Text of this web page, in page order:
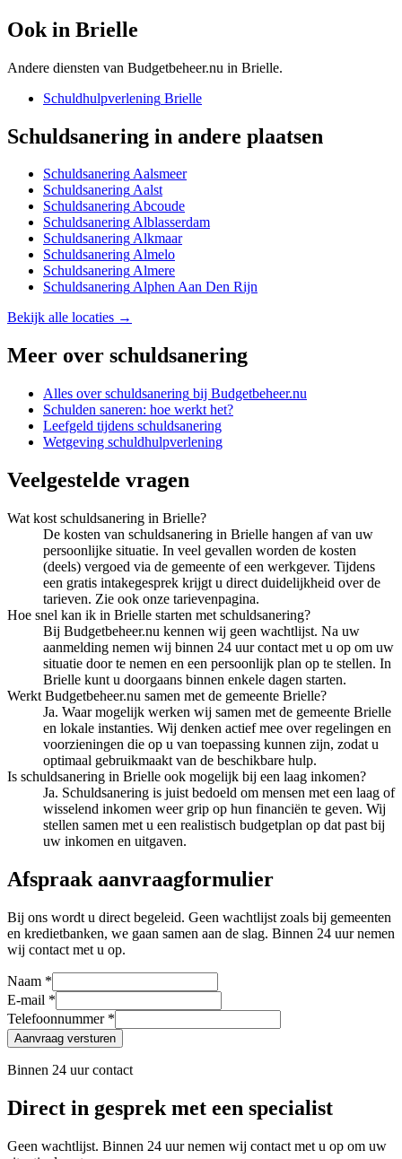
Ook in Brielle
Andere diensten van Budgetbeheer.nu in Brielle.
Schuldhulpverlening Brielle
Schuldsanering in andere plaatsen
SchuldsaneringAalsmeer
SchuldsaneringAalst
SchuldsaneringAbcoude
SchuldsaneringAlblasserdam
SchuldsaneringAlkmaar
SchuldsaneringAlmelo
SchuldsaneringAlmere
SchuldsaneringAlphen Aan Den Rijn
Bekijk alle locaties →
Meer over schuldsanering
Alles overschuldsanering bij Budgetbeheer.nu
Schulden saneren: hoe werkt het?
Leefgeld tijdens schuldsanering
Wetgeving schuldhulpverlening
Veelgestelde vragen
Wat kost schuldsanering in Brielle?
De kosten van schuldsanering in Brielle hangen af van uw
persoonlijke situatie. In veel gevallen worden de kosten
(deels) vergoed via de gemeente of een werkgever. Tijdens
een gratis intakegesprek krijgt u direct duidelijkheid over de
tarieven. Zie ook onze tarievenpagina.
Hoe snel kan ik in Brielle starten met schuldsanering?
Bij Budgetbeheer.nu kennen wij geen wachtlijst. Na uw
aanmelding nemen wij binnen 24 uur contact met u op om uw
situatie door te nemen en een persoonlijk plan op te stellen. In
Brielle kunt u doorgaans binnen enkele dagen starten.
Werkt Budgetbeheer.nu samen met de gemeente Brielle?
Ja. Waar mogelijk werken wij samen met de gemeente Brielle
en lokale instanties. Wij denken actief mee over regelingen en
voorzieningen die op u van toepassing kunnen zijn, zodat u
optimaal gebruikmaakt van de beschikbare hulp.
Is schuldsanering in Brielle ook mogelijk bij een laag inkomen?
Ja. Schuldsanering is juist bedoeld om mensen met een laag of
wisselend inkomen weer grip op hun financiën te geven. Wij
stellen samen met u een realistisch budgetplan op dat past bij
uw inkomen en uitgaven.
Afspraak aanvraagformulier
Bij ons wordt u direct begeleid. Geen wachtlijst zoals bij gemeenten
en kredietbanken, we gaan samen aan de slag. Binnen 24 uur nemen
wij contact met u op.
Naam *
E-mail *
Telefoonnummer *
Aanvraag versturen
Binnen 24 uur contact
Direct in gesprek met een specialist
Geen wachtlijst. Binnen 24 uur nemen wij contact met u op om uw